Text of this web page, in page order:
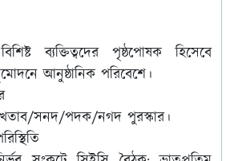
ব্যক্তিত্বদের পৃষ্ঠপোষক হিসেবে
আনুষ্ঠানিক পরিবেশে।
খেতাব/সনদ/পদক/নগদ পুরস্কার।